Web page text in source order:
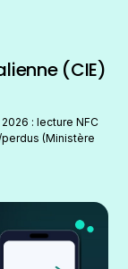
(CIE)
: lecture NFC
(Ministère